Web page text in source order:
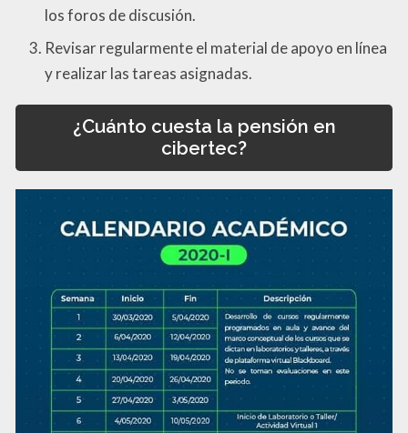
los foros de discusión.
Revisar regularmente el material de apoyo en línea
y realizar las tareas asignadas.
¿Cuánto cuesta la pensión en
cibertec?